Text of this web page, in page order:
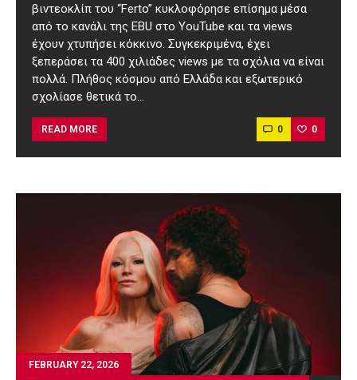
βιντεοκλίπ του “Ferto” κυκλοφόρησε επίσημα μέσα
από το κανάλι της EBU στο YouTube και τα views
έχουν χτυπήσει κόκκινο. Συγκεκριμένα, έχει
ξεπεράσει τα 400 χιλιάδες views με τα σχόλια να είναι
πολλά. Πλήθος κόσμου από Ελλάδα και εξωτερικό
σχολίασε θετικά το…
READ MORE 0 0
FEBRUARY 22, 2026